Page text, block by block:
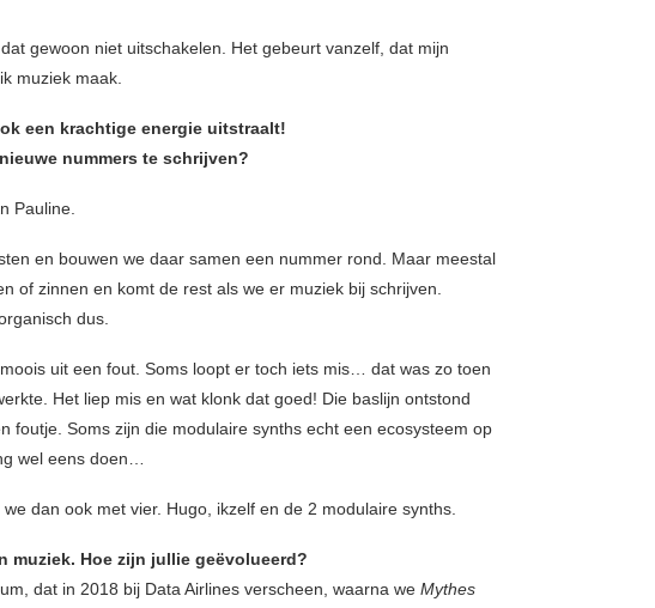
gewoon niet uitschakelen. Het gebeurt vanzelf, dat mijn
muziek maak.
een krachtige energie uitstraalt!
nummers te schrijven?
Pauline.
en bouwen we daar samen een nummer rond. Maar meestal
of zinnen en komt de rest als we er muziek bij schrijven.
dus.
uit een fout. Soms loopt er toch iets mis… dat was zo toen
Het liep mis en wat klonk dat goed! Die baslijn ontstond
foutje. Soms zijn die modulaire synths echt een ecosysteem op
wel eens doen…
dan ook met vier. Hugo, ikzelf en de 2 modulaire synths.
muziek. Hoe zijn jullie geëvolueerd?
dat in 2018 bij Data Airlines verscheen, waarna we Mythes